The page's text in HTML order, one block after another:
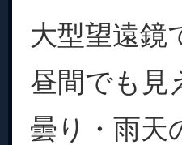
大型望遠鏡
昼間でも見
曇り・雨天